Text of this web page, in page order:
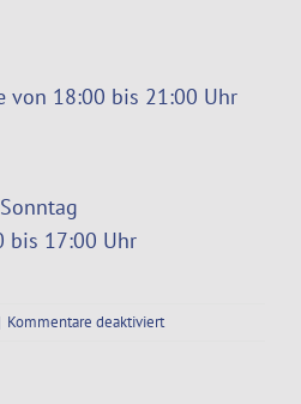
von 18:00 bis 21:00 Uhr
bis 17:00 Uhr
Kommentare deaktiviertfür